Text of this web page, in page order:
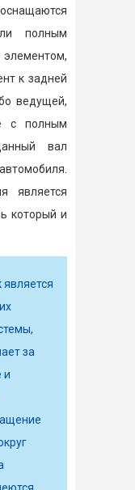
полным
к задней
ведущей,
с полным
вал
является
который и
за
и